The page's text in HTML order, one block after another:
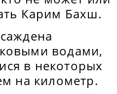
Карим Бахш.
водами,
в некоторых
на километр.